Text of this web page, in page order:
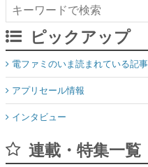
ピックアップ
電ファミのいま読まれている記
アプリセール情報
インタビュー
連載・特集一覧